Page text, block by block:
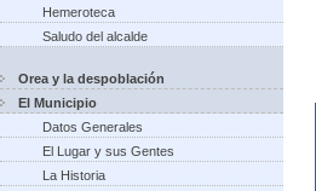
Hemeroteca
Saludo del alcalde
Orea y la despoblación
El Municipio
Datos Generales
El Lugar y sus Gentes
La Historia